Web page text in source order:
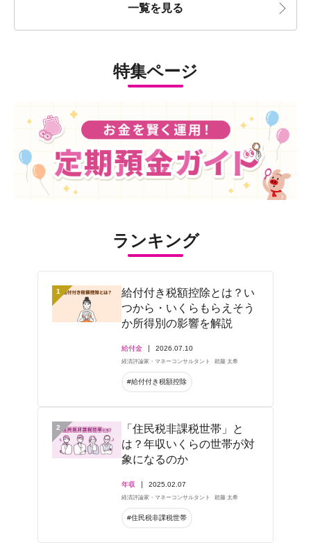
一覧を見る
特集ページ
ランキング
1
給付付き税額控除とは？い
つから・いくらもらえそう
か所得別の影響を解説
給付金 2026.07.10
経済評論家・マネーコンサルタント 頼藤 太希
#給付付き税額控除
2
「住民税非課税世帯」と
は？年収いくらの世帯が対
象になるのか
年収 2025.02.07
経済評論家・マネーコンサルタント 頼藤 太希
#住民税非課税世帯